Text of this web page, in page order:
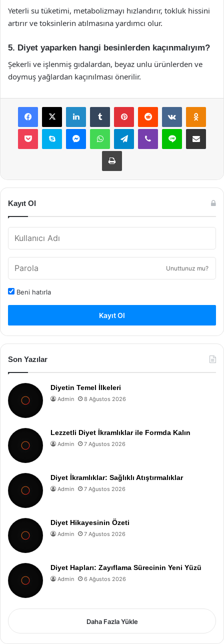
Yeterli su tüketimi, metabolizmayı hızlandırır, tokluk hissini
artırır ve toksinlerin atılmasına yardımcı olur.
5. Diyet yaparken hangi besinlerden kaçınmalıyım?
Şekerli ve işlenmiş gıdalardan, beyaz unlu ürünlerden ve
doymuş yağlardan kaçınılması önerilir.
Facebook
X LinkedInTumblr PinterestReddit VKontakte
Pocket Skype MessengerWhatsAppTelegramViber Line E-Posta ile
Yazdır
Kayıt Ol
Unuttunuz mu?
Beni hatırla
Kayıt Ol
Son Yazılar
Diyetin Temel İlkeleri
Admin 8 Ağustos 2026
Lezzetli Diyet İkramlıklar ile Formda Kalın
Admin 7 Ağustos 2026
Diyet İkramlıklar: Sağlıklı Atıştırmalıklar
Admin 7 Ağustos 2026
Diyet Hikayesinin Özeti
Admin 7 Ağustos 2026
Diyet Hapları: Zayıflama Sürecinin Yeni Yüzü
Admin 6 Ağustos 2026
Daha Fazla Yükle